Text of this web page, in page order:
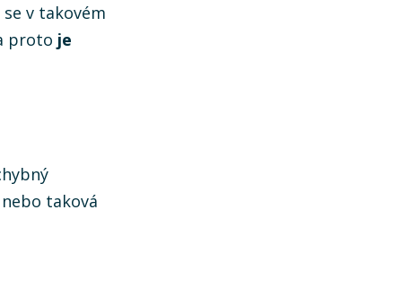
v takovém
proto je
taková